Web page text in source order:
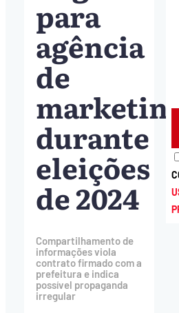
para
agência
de
durante
eleições
de 2024
Compartilhamento de
informações viola
contrato firmado com a
prefeitura e indica
possível propaganda
irregular